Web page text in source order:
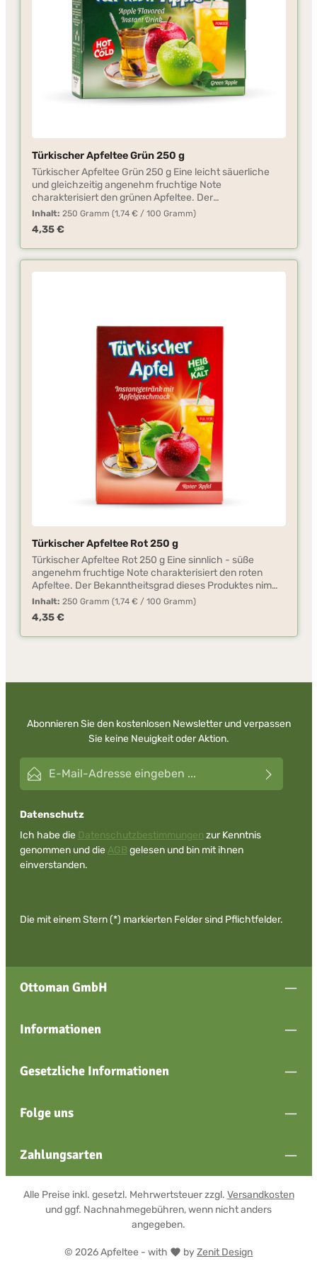
Türkischer Apfeltee Grün 250 g
Türkischer Apfeltee Grün 250 g Eine leicht säuerliche
und gleichzeitig angenehm fruchtige Note
charakterisiert den grünen Apfeltee. Der
Bekanntheitsgrad dieses Produktes nimmt aufgrund der
steigenden Anzahl Türkeiurlauber stetig zu. Der Tee, der
fast jedem Gast der Türkei als traditionelles
Willkommensgetränk angeboten wird, erfreut sich auch
in Deutschland einer wachsender Beliebtheit. Viele
Besucher des türkischen Mittelmeerraumes bringen sich
diesen Tee mit kaltem oder warmem Wasser zubereiten.
Das Teepulver ist vielseitig verwendbar, z.B. für die
Herstellung von Fruchtschorlen, Kuchen und Pudding.
Inhalt: 250 Gramm (1,74 € / 100 Gramm)
Regulärer Preis:
4,35 €
Türkischer Apfeltee Rot 250 g
Türkischer Apfeltee Rot 250 g Eine sinnlich - süße
angenehm fruchtige Note charakterisiert den roten
Apfeltee. Der Bekanntheitsgrad dieses Produktes nimmt
aufgrund der zahlreichen Türkeiurlauber stetig zu. Der
Tee, der fast jedem Gast der Türkei als traditionelles
Willkommensgetränk angeboten wird, erfreut sich auch
in Deutschland einer wachsender Beliebtheit. Viele
Herstellung von Fruchtschorlen, Kuchen und Pudding.
Inhalt: 250 Gramm (1,74 € / 100 Gramm)
Regulärer Preis:
4,35 €
Abonnieren Sie den kostenlosen Newsletter und verpassen
Sie keine Neuigkeit oder Aktion.
E-Mail-Adresse*
Datenschutz
Ich habe die Datenschutzbestimmungen zur Kenntnis
genommen und die AGB gelesen und bin mit ihnen
einverstanden.
Die mit einem Stern (*) markierten Felder sind Pflichtfelder.
Ottoman GmbH
Informationen
Gesetzliche Informationen
Folge uns
Zahlungsarten
© 2026 Apfeltee - with byZenit Design
Alle Preise inkl. gesetzl. Mehrwertsteuer zzgl. Versandkosten
und ggf. Nachnahmegebühren, wenn nicht anders
angegeben.